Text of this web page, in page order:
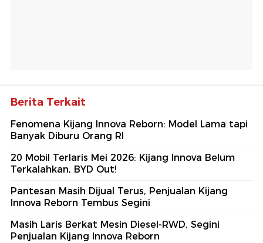
Berita Terkait
Fenomena Kijang Innova Reborn: Model Lama tapi
Banyak Diburu Orang RI
20 Mobil Terlaris Mei 2026: Kijang Innova Belum
Terkalahkan, BYD Out!
Pantesan Masih Dijual Terus, Penjualan Kijang
Innova Reborn Tembus Segini
Masih Laris Berkat Mesin Diesel-RWD, Segini
Penjualan Kijang Innova Reborn